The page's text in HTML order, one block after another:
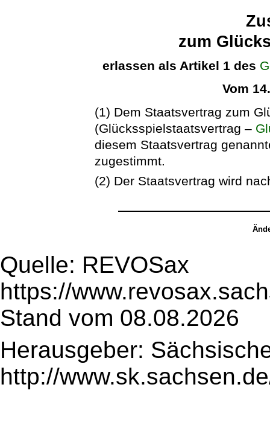
zum
erlassen als Artikel 1 des
Vom
(1) Dem Staatsvertrag zum
(Glücksspielstaatsvertrag –
diesem Staatsvertrag
zugestimmt.
(2) Der Staatsvertrag wird
Quelle: REVOSax
https://
Stand vom 08.08.2026
Herausgeber:
http://